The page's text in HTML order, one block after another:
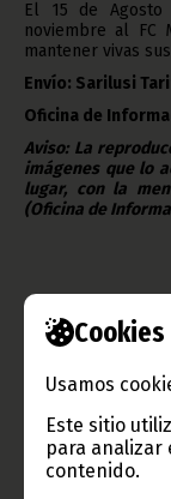
Cookies
Usamos
Este sitio
para analizar
contenido.
El 15 de
noviembre al FC
mantener vivas
Envío: Sarilusi
Oficina de
Aviso: La
imágenes que lo
lugar, con la
(Oficina de